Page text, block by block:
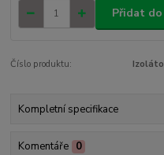
Přidat
Číslo produktu:
Kompletní specifikace
Komentáře 0